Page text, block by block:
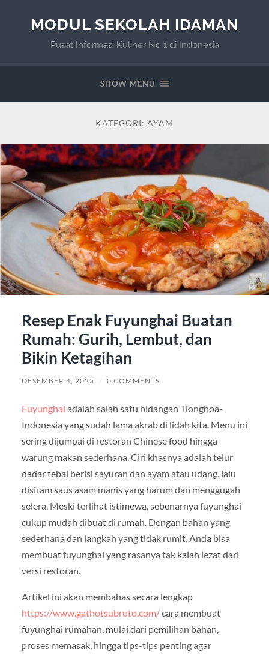
MODUL SEKOLAH IDAMAN
Pusat Informasi Kuliner No 1 di Indonesia
SHOW MENU
KATEGORI: AYAM
Resep Enak Fuyunghai Buatan
Rumah: Gurih, Lembut, dan
Bikin Ketagihan
DESEMBER 4, 2025 / 0 COMMENTS
Fuyunghai adalah salah satu hidangan Tionghoa-
Indonesia yang sudah lama akrab di lidah kita. Menu ini
sering dijumpai di restoran Chinese food hingga
warung makan sederhana. Ciri khasnya adalah telur
dadar tebal berisi sayuran dan ayam atau udang, lalu
disiram saus asam manis yang harum dan menggugah
selera. Meski terlihat istimewa, sebenarnya fuyunghai
cukup mudah dibuat di rumah. Dengan bahan yang
sederhana dan langkah yang tidak rumit, Anda bisa
membuat fuyunghai yang rasanya tak kalah lezat dari
versi restoran.
Artikel ini akan membahas secara lengkap
https://www.gathotsubroto.com/cara membuat
fuyunghai rumahan, mulai dari pemilihan bahan,
proses memasak, hingga tips-tips penting agar